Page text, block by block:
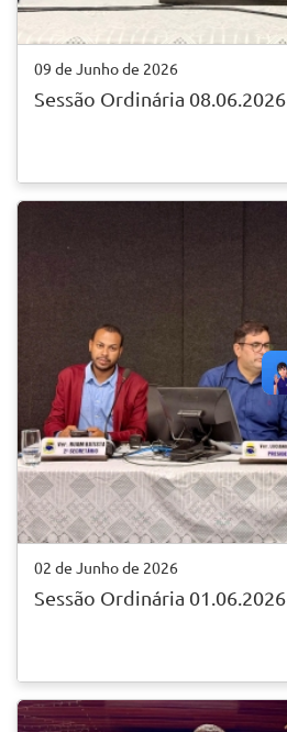
09 de Junho de 2026
Sessão Ordinária 08.06.2026
02 de Junho de 2026
Sessão Ordinária 01.06.2026